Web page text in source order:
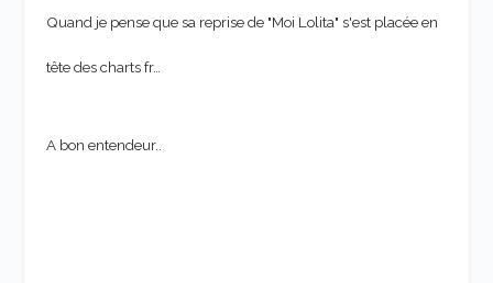
Quand je pense que sa reprise de "Moi Lolita" s'est placée en
tête des charts fr…
A bon entendeur..